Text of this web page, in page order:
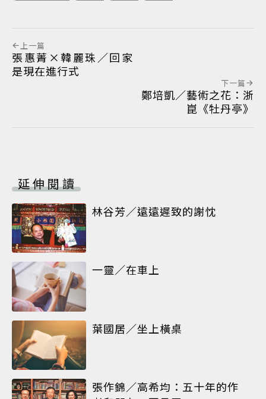
上一篇
張惠菁×韓麗珠／回家
是現在進行式
下一篇
鄭培凱／藝術之花：浙
崑《牡丹亭》
延伸閱讀
林谷芳／遠遠遲致的謝忱
一靈／在車上
葉國居／坐上橫桌
張作錦／高希均：五十年的作